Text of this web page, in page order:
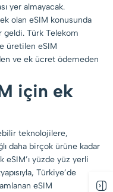
yer almayacak.
olan eSIM konusunda
geldi. Türk Telekom
üretilen eSIM
ve ek ücret ödemeden
için ek
teknolojilere,
daha birçok ürüne kadar
eSIM’ı yüzde yüz yerli
Türkiye’de
eSIM